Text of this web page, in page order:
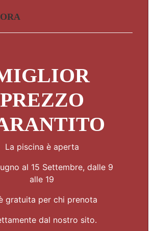
PREZZO
La piscina è aperta
al 15 Settembre, dalle 9
alle 19
gratuita per chi prenota
dal nostro sito.